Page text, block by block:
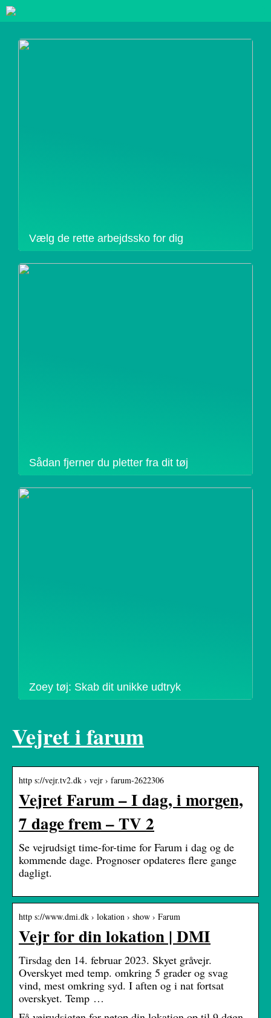
Vælg de rette arbejdssko for dig
Sådan fjerner du pletter fra dit tøj
Zoey tøj: Skab dit unikke udtryk
Vejret i farum
http s://vejr.tv2.dk › vejr › farum-2622306
Vejret Farum – I dag, i morgen,
7 dage frem – TV 2
Se vejrudsigt time-for-time for Farum i dag og de
kommende dage. Prognoser opdateres flere gange
dagligt.
http s://www.dmi.dk › lokation › show › Farum
Vejr for din lokation | DMI
Tirsdag den 14. februar 2023. Skyet gråvejr.
Overskyet med temp. omkring 5 grader og svag
vind, mest omkring syd. I aften og i nat fortsat
overskyet. Temp …